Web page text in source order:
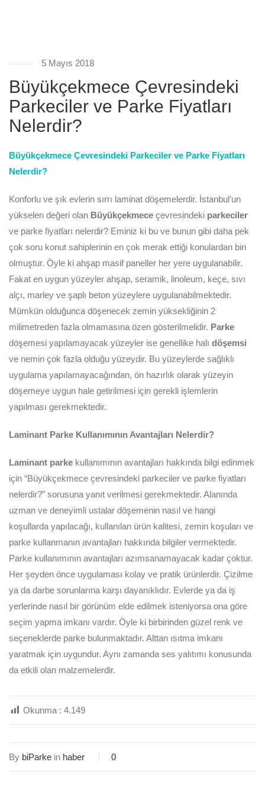
5 Mayıs 2018
Büyükçekmece Çevresindeki
Parkeciler ve Parke Fiyatları
Nelerdir?
Büyükçekmece Çevresindeki Parkeciler ve Parke Fiyatları
Nelerdir?
Konforlu ve şık evlerin sırrı laminat döşemelerdir. İstanbul’un
yükselen değeri olan Büyükçekmece çevresindeki parkeciler
ve parke fiyatları nelerdir? Eminiz ki bu ve bunun gibi daha pek
çok soru konut sahiplerinin en çok merak ettiği konulardan biri
olmuştur. Öyle ki ahşap masif paneller her yere uygulanabilir.
Fakat en uygun yüzeyler ahşap, seramik, linoleum, keçe, sıvı
alçı, marley ve şaplı beton yüzeylere uygulanabilmektedir.
Mümkün olduğunca döşenecek zemin yüksekliğinin 2
milimetreden fazla olmamasına özen gösterilmelidir. Parke
döşemesi yapılamayacak yüzeyler ise genellike halı döşemsi
ve nemin çok fazla olduğu yüzeydir. Bu yüzeylerde sağlıklı
uygulama yapılamayacağından, ön hazırlık olarak yüzeyin
döşemeye uygun hale getirilmesi için gerekli işlemlerin
yapılması gerekmektedir.
Laminant Parke Kullanımının Avantajları Nelerdir?
Laminant parke kullanımının avantajları hakkında bilgi edinmek
için “Büyükçekmece çevresindeki parkeciler ve parke fiyatları
nelerdir?” sorusuna yanıt verilmesi gerekmektedir. Alanında
uzman ve deneyimli ustalar döşemenin nasıl ve hangi
koşullarda yapılacağı, kullanılan ürün kalitesi, zemin koşuları ve
parke kullanmanın avantajları hakkında bilgiler vermektedir.
Parke kullanımının avantajları azımsanamayacak kadar çoktur.
Her şeyden önce uygulaması kolay ve pratik ürünlerdir. Çizilme
ya da darbe sorunlarına karşı dayanıklıdır. Evlerde ya da iş
yerlerinde nasıl bir görünüm elde edilmek isteniyorsa ona göre
seçim yapma imkanı vardır. Öyle ki birbirinden güzel renk ve
seçeneklerde parke bulunmaktadır. Alttan ısıtma imkanı
yaratmak için uygundur. Aynı zamanda ses yalıtımı konusunda
da etkili olan malzemelerdir.
Okunma : 4.149
By biParke in haber 0